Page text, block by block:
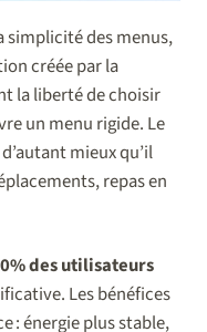
simplicité des menus,
créée par la
la liberté de choisir
un menu rigide. Le
mieux qu’il
repas en
des utilisateurs
Les bénéfices
: énergie plus stable,